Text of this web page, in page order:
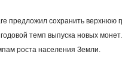
предложил сохранить верхнюю
темп выпуска новых
роста населения Земли.